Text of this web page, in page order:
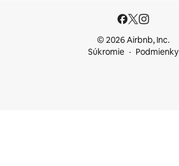
© 2026 Airbnb, Inc.
Súkromie
Podmienky